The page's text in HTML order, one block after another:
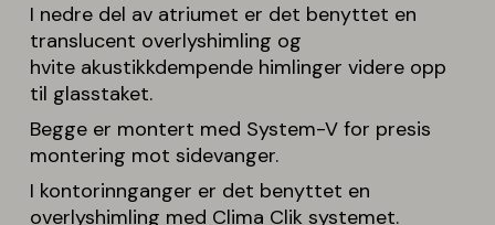
I nedre del av atriumet er det benyttet en
translucent overlyshimling og
hvite akustikkdempende himlinger videre opp
til glasstaket.
Begge er montert med System-V for presis
montering mot sidevanger.
I kontorinnganger er det benyttet en
overlyshimling med Clima Clik systemet.